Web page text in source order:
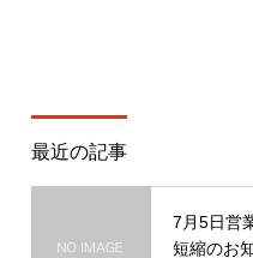
最近の記事
7月5日営
短縮のお